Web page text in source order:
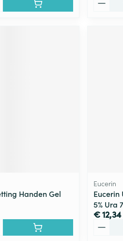
Handen Gel
Eucerin
5% Ura
€ 12,34